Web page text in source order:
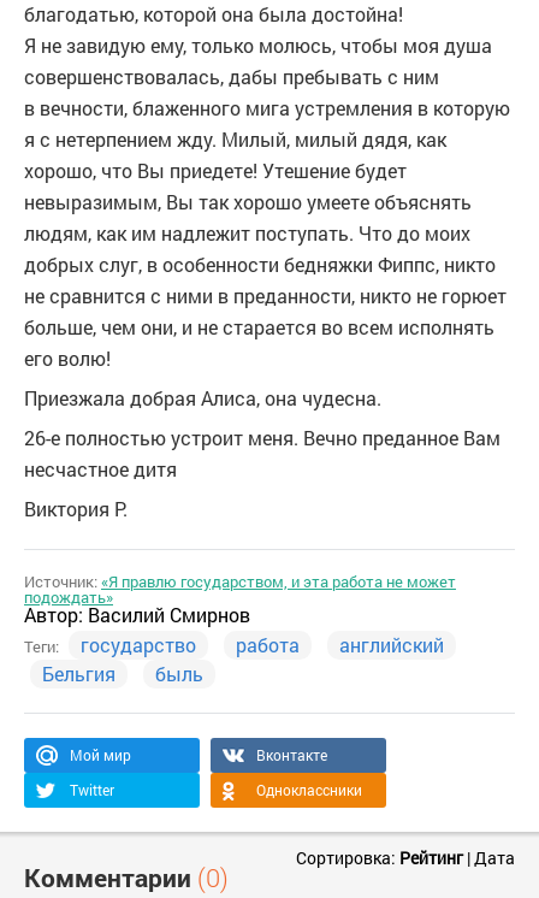
благодатью, которой она была достойна!
Я не завидую ему, только молюсь, чтобы моя душа
совершенствовалась, дабы пребывать с ним
в вечности, блаженного мига устремления в которую
я с нетерпением жду. Милый, милый дядя, как
хорошо, что Вы приедете! Утешение будет
невыразимым, Вы так хорошо умеете объяснять
людям, как им надлежит поступать. Что до моих
добрых слуг, в особенности бедняжки Фиппс, никто
не сравнится с ними в преданности, никто не горюет
больше, чем они, и не старается во всем исполнять
его волю!
Приезжала добрая Алиса, она чудесна.
26-е полностью устроит меня. Вечно преданное Вам
несчастное дитя
Виктория Р.
Источник:«Я правлю государством, и эта работа не может
подождать»
Автор: Василий Смирнов
Теги: государство работа
английский
Бельгия
быль
Мой мир
Вконтакте
Twitter
Одноклассники
Комментарии (0)
Сортировка: Рейтинг|Дата